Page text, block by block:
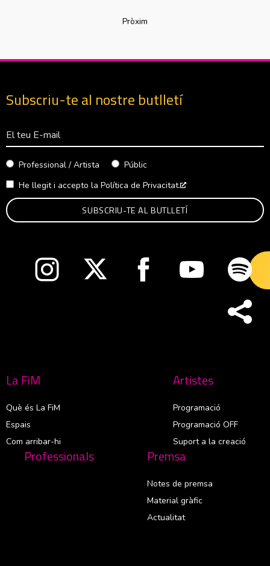
Pròxim
Subscriu-te al nostre butlletí
Correu Electrònico
Professional / Artista
Públic
He llegit i accepto la Política de Privacitat.
Abre en nueva ventanaAbre en nueva ventanaAbre en nueva ventana
Abre en nueva
La FiM
Què és La FiM
Espais
Com arribar-hi
Artistes
Programació
Programació OFF
Suport a la creació
Professionals Premsa
Notes de premsa
Material gràfic
Actualitat